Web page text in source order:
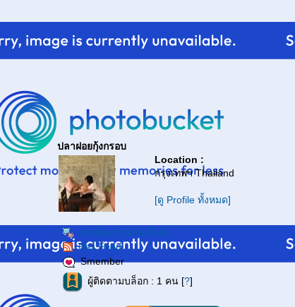
ปลาฝอยกุ้งกรอบ
Location :
กรุงเทพฯ Thailand
[ดู Profile ทั้งหมด]
ฝากข้อความหลังไมค์
Rss Feed
Smember
ผู้ติดตามบล็อก : 1 คน [?]